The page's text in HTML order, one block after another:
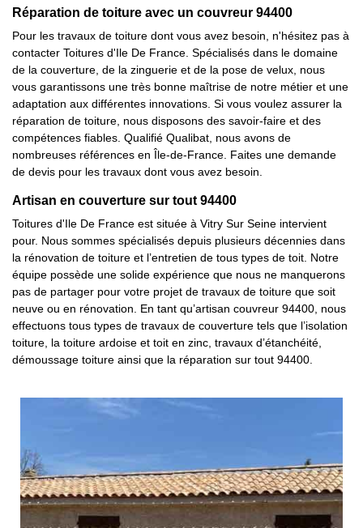
Réparation de toiture avec un couvreur 94400
Pour les travaux de toiture dont vous avez besoin, n'hésitez pas à
contacter Toitures d'Ile De France. Spécialisés dans le domaine
de la couverture, de la zinguerie et de la pose de velux, nous
vous garantissons une très bonne maîtrise de notre métier et une
adaptation aux différentes innovations. Si vous voulez assurer la
réparation de toiture, nous disposons des savoir-faire et des
compétences fiables. Qualifié Qualibat, nous avons de
nombreuses références en Île-de-France. Faites une demande
de devis pour les travaux dont vous avez besoin.
Artisan en couverture sur tout 94400
Toitures d'Ile De France est située à Vitry Sur Seine intervient
pour. Nous sommes spécialisés depuis plusieurs décennies dans
la rénovation de toiture et l’entretien de tous types de toit. Notre
équipe possède une solide expérience que nous ne manquerons
pas de partager pour votre projet de travaux de toiture que soit
neuve ou en rénovation. En tant qu’artisan couvreur 94400, nous
effectuons tous types de travaux de couverture tels que l’isolation
toiture, la toiture ardoise et toit en zinc, travaux d’étanchéité,
démoussage toiture ainsi que la réparation sur tout 94400.